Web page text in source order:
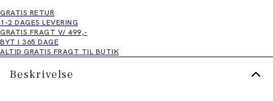
GRATIS RETUR
1-2 DAGES LEVERING
GRATIS FRAGT V/ 499,-
BYT I 365 DAGE
ALTID GRATIS FRAGT TIL BUTIK
Beskrivelse